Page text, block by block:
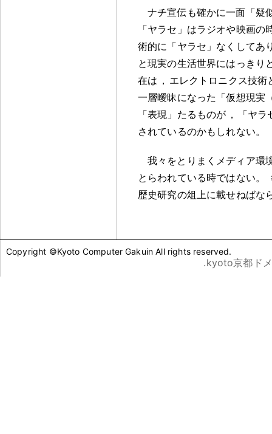
ナチ宣伝も確かに一面「疑
「ヤラセ」はラジオや映画の
術的に「ヤラセ」なくしてあ
と現実の生活世界にはっきり
在は ， エレクトロニクス技
一層曖昧になった「仮想現実
「表現」たるものが ，
「ヤ
されているのかもしれない。
我々をとりまくメディア環
とらわれている時ではない。
歴史研究の俎上に載せねばな
Copyright ©Kyoto Computer Gakuin All rights reserved.
.kyoto京都ド